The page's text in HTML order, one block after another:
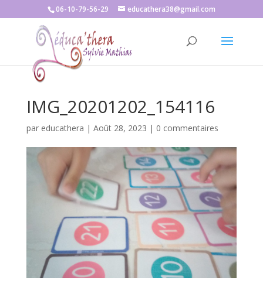
06-10-79-56-29 educathera38@gmail.com
IMG_20201202_154116
par educathera | Août 28, 2023 | 0 commentaires